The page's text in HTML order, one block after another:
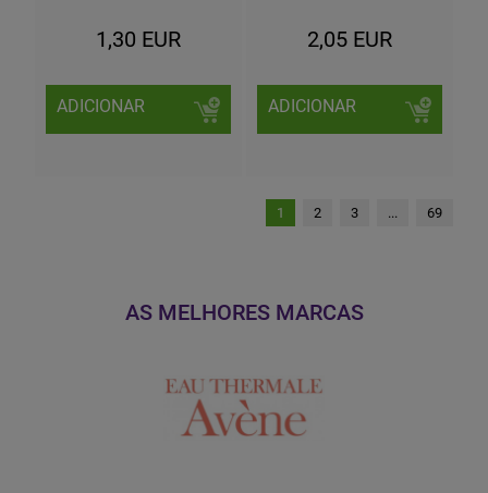
1,30 EUR
ADICIONAR
2,05 EUR
ADICIONAR
1 2 3 ... 69
AS MELHORES MARCAS